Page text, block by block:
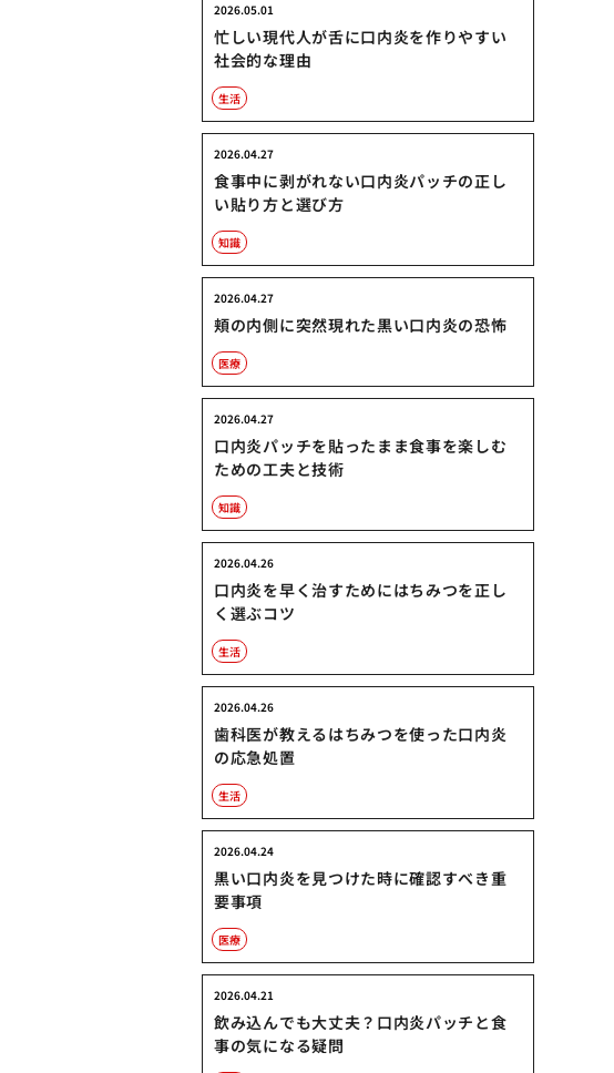
忙しい現代人が舌に口内炎を作りやすい
社会的な理由
2026.05.01
生活
食事中に剥がれない口内炎パッチの正し
い貼り方と選び方
2026.04.27
知識
頬の内側に突然現れた黒い口内炎の恐怖
2026.04.27
医療
口内炎パッチを貼ったまま食事を楽しむ
ための工夫と技術
2026.04.27
知識
口内炎を早く治すためにはちみつを正し
く選ぶコツ
2026.04.26
生活
歯科医が教えるはちみつを使った口内炎
の応急処置
2026.04.26
生活
黒い口内炎を見つけた時に確認すべき重
要事項
2026.04.24
医療
飲み込んでも大丈夫？口内炎パッチと食
事の気になる疑問
2026.04.21